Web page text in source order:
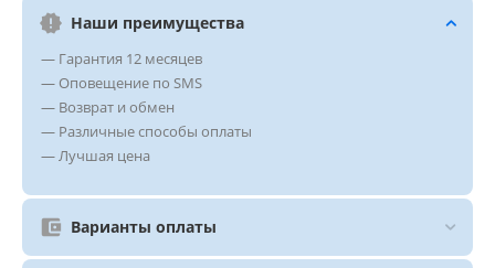
Наши преимущества
— Гарантия 12 месяцев
— Оповещение по SMS
— Возврат и обмен
— Различные способы оплаты
— Лучшая цена
Варианты оплаты